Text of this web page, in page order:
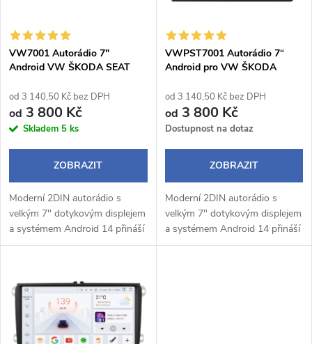
í
p
r
o
u
k
t
ů
s
p
r
o
d
u
k
t
ů
VW7001 Autorádio 7"
Android VW ŠKODA SEAT
od 3 140,50 Kč bez DPH
od 3 800 Kč
Skladem 5 ks
ZOBRAZIT
Moderní 2DIN autorádio s
velkým 7" dotykovým displejem
a systémem Android 14 přináší
pohodlné a chytré ovládání
umožňují...
VWPST7001 Autorádio 7“
Android pro VW ŠKODA
od 3 140,50 Kč bez DPH
od 3 800 Kč
Dostupnost na dotaz
ZOBRAZIT
Moderní 2DIN autorádio s
velkým 7" dotykovým displejem
a systémem Android 14 přináší
pohodlné a chytré ovládání